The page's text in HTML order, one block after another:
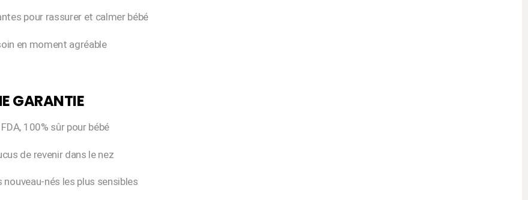
pour rassurer et calmer bébé
en moment agréable
GARANTIE
100% sûr pour bébé
de revenir dans le nez
nés les plus sensibles